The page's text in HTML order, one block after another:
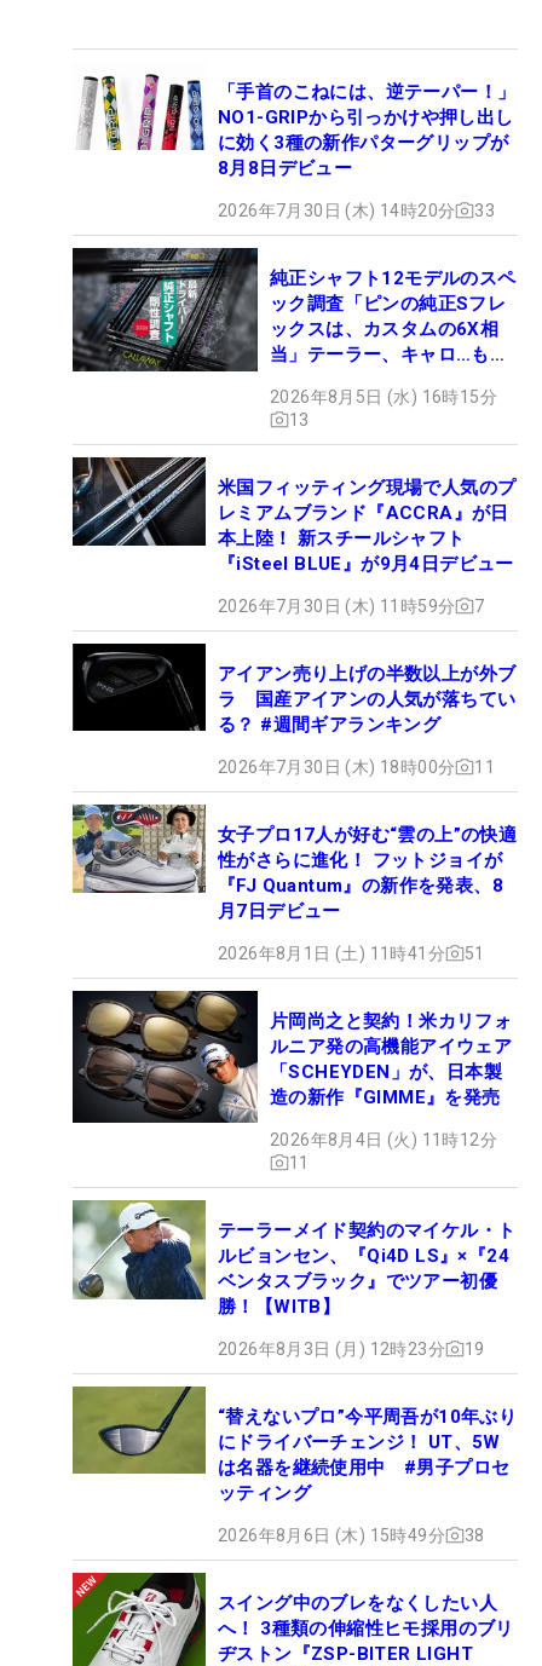
「手首のこねには、逆テーパー！」
NO1-GRIPから引っかけや押し出し
に効く3種の新作パターグリップが
8月8日デビュー
2026年7月30日 (木) 14時20分 33
純正シャフト12モデルのスペ
ック調査「ピンの純正Sフレ
ックスは、カスタムの6X相
当」テーラー、キャロ…もチ
2026年8月5日 (水) 16時15分
13
米国フィッティング現場で人気のプ
レミアムブランド『ACCRA』が日
本上陸！ 新スチールシャフト
『iSteel BLUE』が9月4日デビュー
2026年7月30日 (木) 11時59分 7
アイアン売り上げの半数以上が外ブ
ラ 国産アイアンの人気が落ちてい
る？ #週間ギアランキング
2026年7月30日 (木) 18時00分 11
女子プロ17人が好む“雲の上”の快適
性がさらに進化！ フットジョイが
『FJ Quantum』の新作を発表、8
月7日デビュー
2026年8月1日 (土) 11時41分 51
片岡尚之と契約！米カリフォ
ルニア発の高機能アイウェア
「SCHEYDEN」が、日本製
造の新作『GIMME』を発売
2026年8月4日 (火) 11時12分
11
テーラーメイド契約のマイケル・ト
ルビョンセン、『Qi4D LS』×『24
ベンタスブラック』でツアー初優
勝！【WITB】
2026年8月3日 (月) 12時23分 19
“替えないプロ”今平周吾が10年ぶり
にドライバーチェンジ！ UT、5W
は名器を継続使用中 #男子プロセ
ッティング
2026年8月6日 (木) 15時49分 38
スイング中のブレをなくしたい人
へ！ 3種類の伸縮性ヒモ採用のブリ
ヂストン『ZSP-BITER LIGHT